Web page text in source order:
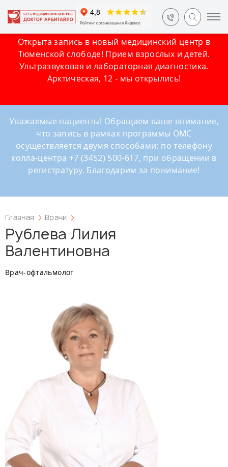
Открыта запись в новый медицинский центр в
Тюменской слободе! Прием взрослых и детей.
Ультразвуковая и лабораторная диагностика.
Арктическая, 12 - мы открылись!
Уважаемые пациенты! Обращаем ваше внимание,
что запись в рамках программы ОМС
осуществляется двумя способами: по телефону
колла-центра +7 (3452) 500-617, при обращении в
регистратуру. Благодарим за понимание!
Главная Врачи
Рублева Лилия
Валентиновна
Врач-офтальмолог